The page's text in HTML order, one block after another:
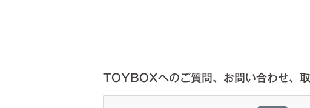
TOYBOXへのご質問、お問い合わせ、取